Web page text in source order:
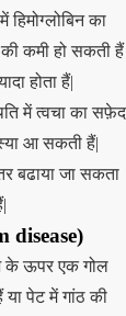
हिमोग्लोबिन का
कमी हो सकती हैं
होता हैं|
में त्वचा का सफ़ेद
आ सकती हैं|
बढाया जा सकता
disease)
के ऊपर एक गोल
या पेट में गांठ की